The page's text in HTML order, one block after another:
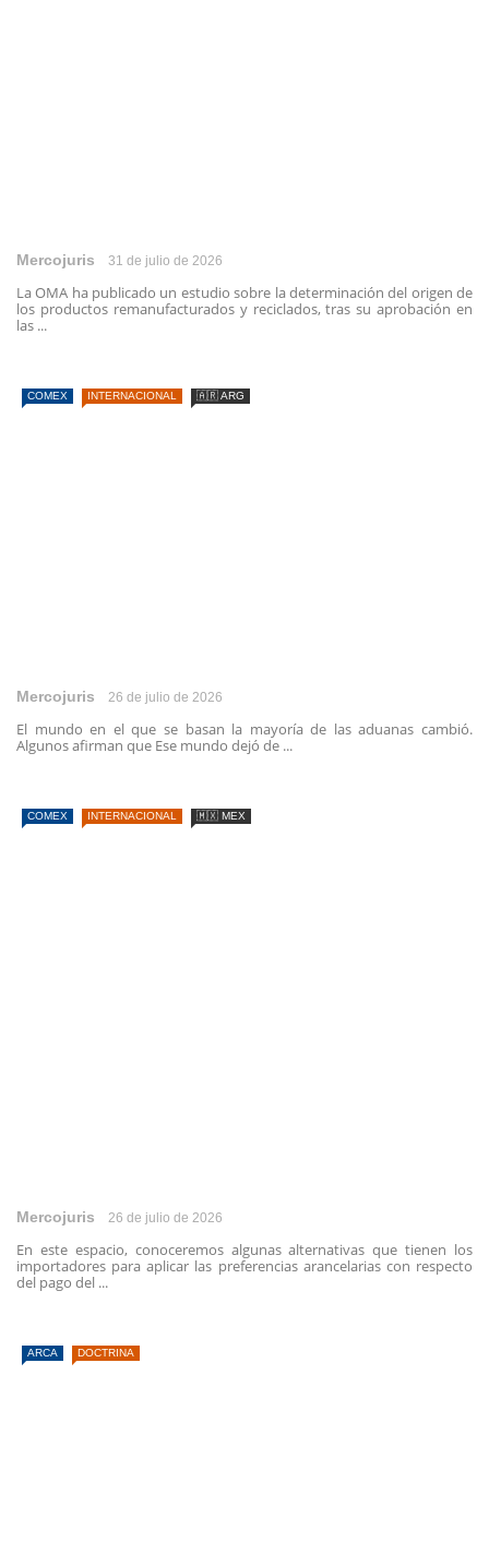
Mercojuris 31 de julio de 2026
La OMA ha publicado un estudio sobre la determinación del origen de
los productos remanufacturados y reciclados, tras su aprobación en
las ...
COMEX INTERNACIONAL 🇦🇷 ARG
Mercojuris 26 de julio de 2026
El mundo en el que se basan la mayoría de las aduanas cambió.
Algunos afirman que Ese mundo dejó de ...
COMEX INTERNACIONAL 🇲🇽 MEX
Mercojuris 26 de julio de 2026
En este espacio, conoceremos algunas alternativas que tienen los
importadores para aplicar las preferencias arancelarias con respecto
del pago del ...
ARCA DOCTRINA